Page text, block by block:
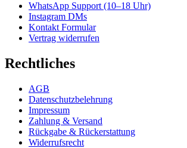
WhatsApp Support (10–18 Uhr)
Instagram DMs
Kontakt Formular
Vertrag widerrufen
Rechtliches
AGB
Datenschutzbelehrung
Impressum
Zahlung & Versand
Rückgabe & Rückerstattung
Widerrufsrecht